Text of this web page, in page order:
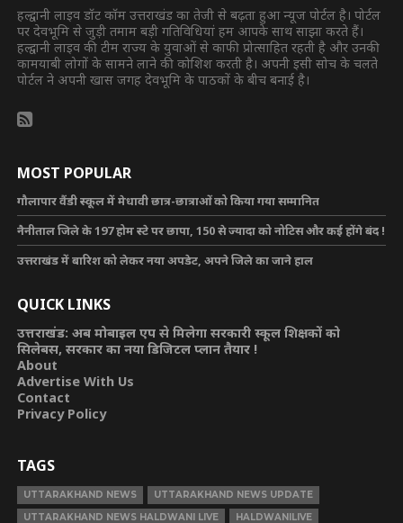
हल्द्वानी लाइव डॉट कॉम उत्तराखंड का तेजी से बढ़ता हुआ न्यूज पोर्टल है। पोर्टल
पर देवभूमि से जुड़ी तमाम बड़ी गतिविधियां हम आपके साथ साझा करते हैं।
हल्द्वानी लाइव की टीम राज्य के युवाओं से काफी प्रोत्साहित रहती है और उनकी
कामयाबी लोगों के सामने लाने की कोशिश करती है। अपनी इसी सोच के चलते
पोर्टल ने अपनी खास जगह देवभूमि के पाठकों के बीच बनाई है।
MOST POPULAR
गौलापार वैंडी स्कूल में मेधावी छात्र-छात्राओं को किया गया सम्मानित
नैनीताल जिले के 197 होम स्टे पर छापा, 150 से ज्यादा को नोटिस और कई होंगे बंद !
उत्तराखंड में बारिश को लेकर नया अपडेट, अपने जिले का जाने हाल
QUICK LINKS
उत्तराखंड: अब मोबाइल एप से मिलेगा सरकारी स्कूल शिक्षकों को
सिलेबस, सरकार का नया डिजिटल प्लान तैयार !
About
Advertise With Us
Contact
Privacy Policy
TAGS
UTTARAKHAND NEWS
UTTARAKHAND NEWS UPDATE
UTTARAKHAND NEWS HALDWANI LIVE
HALDWANILIVE